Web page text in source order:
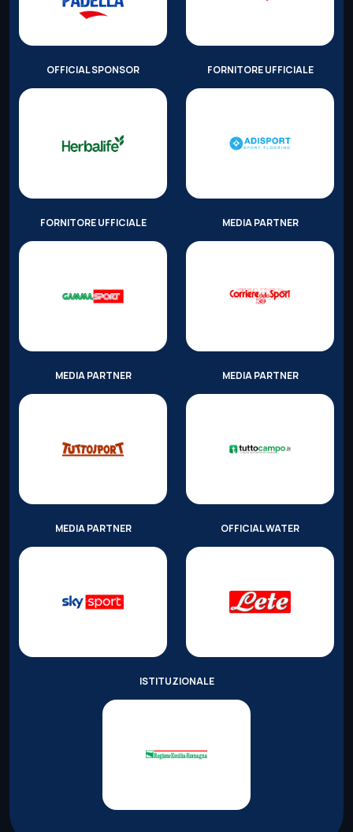
OFFICIAL SPONSOR FORNITORE UFFICIALE
FORNITORE UFFICIALE MEDIA PARTNER
MEDIA PARTNER MEDIA PARTNER
MEDIA PARTNER OFFICIAL WATER
ISTITUZIONALE